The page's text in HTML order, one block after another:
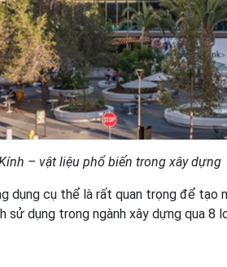
– vật liệu phổ biến trong xây dựng
dụng cụ thể là rất quan trọng để tạo
sử dụng trong ngành xây dựng qua 8